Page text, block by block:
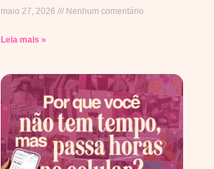
maio 27, 2026 Nenhum comentário
Leia mais »